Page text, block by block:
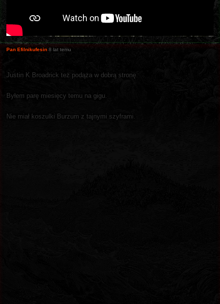
Pan Efilnikufesin 8 lat temu
Justin K Broadrick też podąża w dobrą stronę.
Byłem parę miesięcy temu na gigu.
Nie miał koszulki Burzum z tajnymi szyframi.